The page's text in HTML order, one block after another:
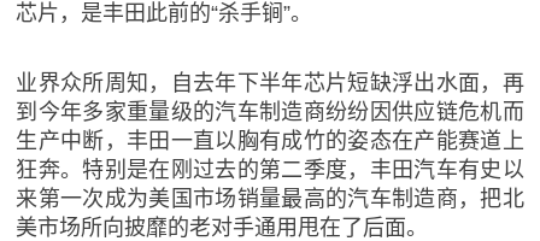
芯片，是丰田此前的“杀手锏”。
业界众所周知，自去年下半年芯片短缺浮出水面，再
到今年多家重量级的汽车制造商纷纷因供应链危机而
生产中断，丰田一直以胸有成竹的姿态在产能赛道上
狂奔。特别是在刚过去的第二季度，丰田汽车有史以
来第一次成为美国市场销量最高的汽车制造商，把北
美市场所向披靡的老对手通用甩在了后面。